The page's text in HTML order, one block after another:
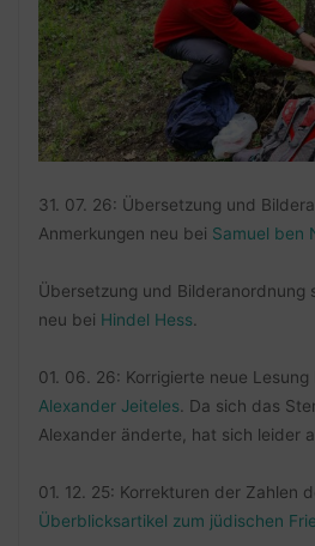
31. 07. 26: Übersetzung und
Anmerkungen neu bei Samuel ben
Übersetzung und Bilderanordnung
neu bei Hindel Hess
01. 06. 26: Korrigierte neue Lesung
Alexander Jeiteles . Da sich das
Alexander änderte, hat sich leider
01. 12. 25: Korrekturen der Zahlen
Überblicksartikel zum jüdischen